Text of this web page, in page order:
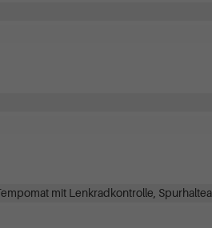
mit Lenkradkontrolle,